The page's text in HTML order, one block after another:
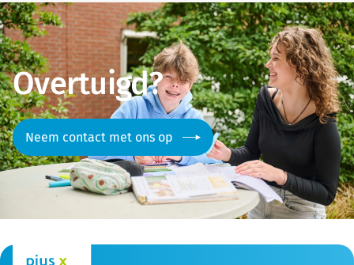
Overtuigd?
Neem contact met ons op